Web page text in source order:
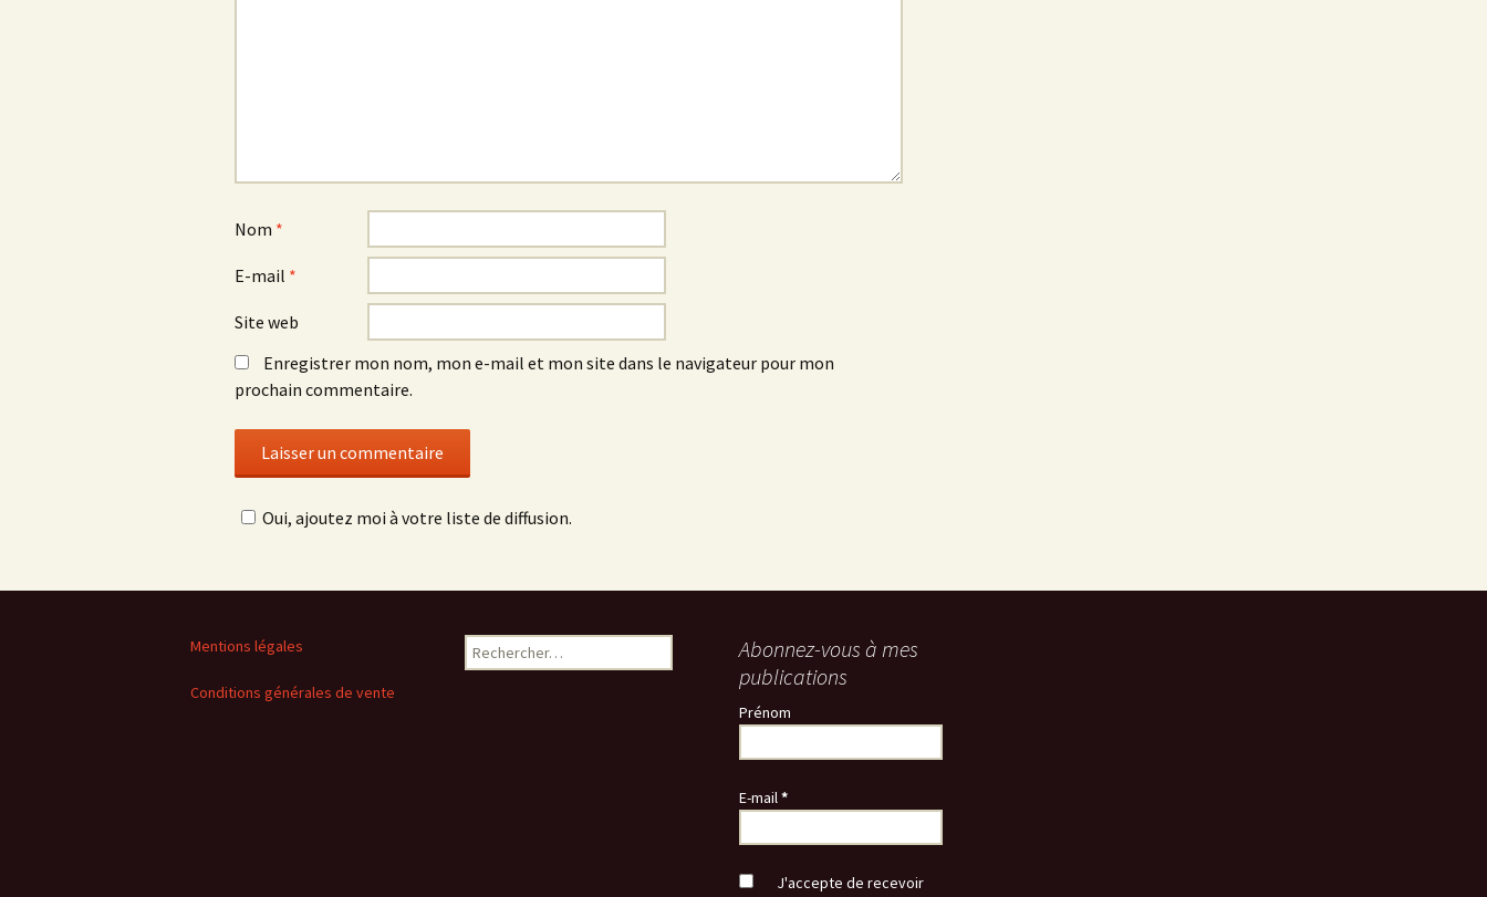
Nom *
E-mail *
Site web
Enregistrer mon nom, mon e-mail et mon site dans le navigateur pour mon
prochain commentaire.
Oui, ajoutez moi à votre liste de diffusion.
Mentions légales
Conditions générales de vente
Rechercher :
Abonnez-vous à mes
publications
Prénom
E-mail*
J'accepte de recevoir